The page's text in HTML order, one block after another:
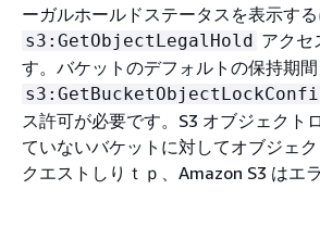
ーガルホールドステータスを表示する
s3:GetObjectLegalHold アクセ
す。バケットのデフォルトの保持期間
ス許可が必要です。S3 オブジェクト
ていないバケットに対してオブジェ
クエストしりｔｐ、Amazon S3 はエ